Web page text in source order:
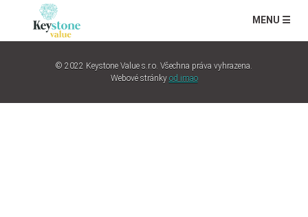
MENU ☰
© 2022 Keystone Value s.r.o. Všechna práva vyhrazena.
Webové stránky od imao